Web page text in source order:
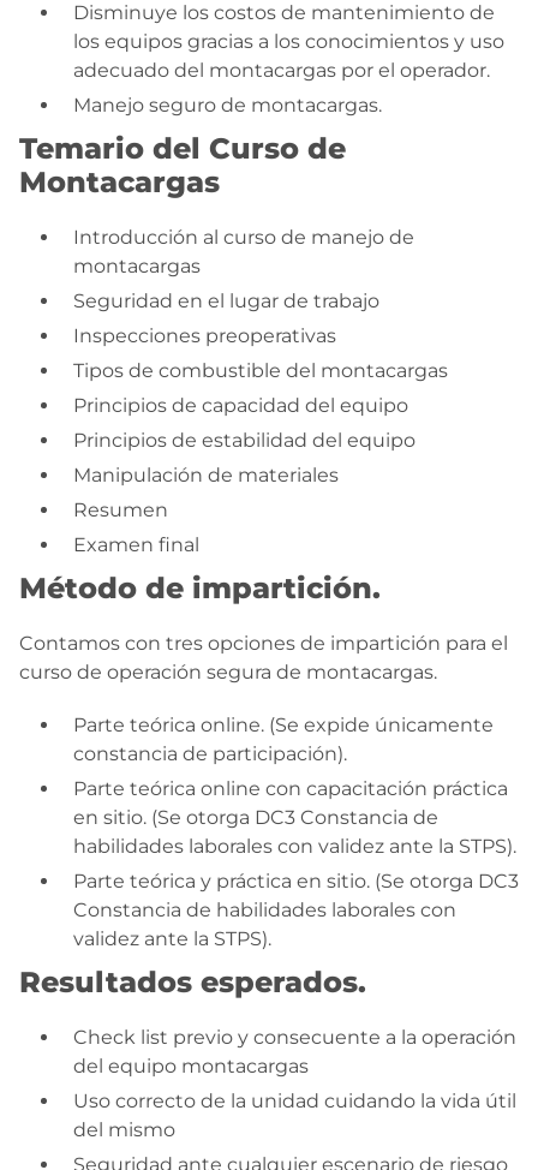
Disminuye los costos de mantenimiento de
los equipos gracias a los conocimientos y uso
adecuado del montacargas por el operador.
Manejo seguro de montacargas.
Temario del Curso de
Montacargas
Introducción al curso de manejo de
montacargas
Seguridad en el lugar de trabajo
Inspecciones preoperativas
Tipos de combustible del montacargas
Principios de capacidad del equipo
Principios de estabilidad del equipo
Manipulación de materiales
Resumen
Examen final
Método de impartición.
Contamos con tres opciones de impartición para el
curso de operación segura de montacargas.
Parte teórica online. (Se expide únicamente
constancia de participación).
Parte teórica online con capacitación práctica
en sitio. (Se otorga DC3 Constancia de
habilidades laborales con validez ante la STPS).
Parte teórica y práctica en sitio. (Se otorga DC3
Constancia de habilidades laborales con
validez ante la STPS).
Resultados esperados.
Check list previo y consecuente a la operación
del equipo montacargas
Uso correcto de la unidad cuidando la vida útil
del mismo
Seguridad ante cualquier escenario de riesgo